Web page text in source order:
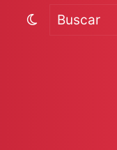
Switch